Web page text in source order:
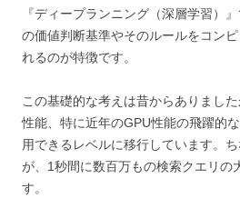
『ディープランニング（深層学習）
の価値判断基準やそのルールをコン
れるのが特徴です。
この基礎的な考えは昔からありまし
性能、特に近年のGPU性能の飛躍的
用できるレベルに移行しています。
が、1秒間に数百万もの検索クエリの
す。